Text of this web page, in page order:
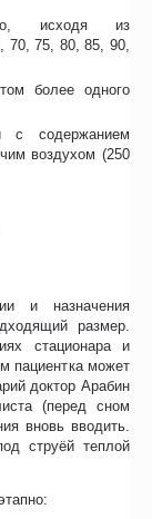
исходя из
70, 75, 80, 85, 90,
более одного
с содержанием
воздухом (250
и назначения
размер.
стационара и
пациентка может
доктор Арабин
(перед сном
вновь вводить.
струёй теплой